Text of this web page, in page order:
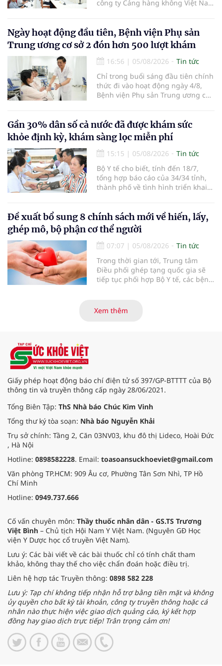
công ty Cảng hàng không Việt Nam
tác giữa tỉnh Lâm Đồng và ACV
trong việc phục hồi hoạt động
hàng không, thúc đẩy mở mới các
đường bay nội địa và quốc tế.
Ngày hoạt động đầu tiên, Bệnh viện Phụ sản
Trung ương cơ sở 2 đón hơn 500 lượt khám
16:56 | 05/08/2026
Tin tức
Chỉ trong buổi sáng đầu tiên chính
thức đi vào hoạt động ngày 4/8,
Bệnh viện Phụ sản Trung ương cơ
em bé đầu tiên chào đời.
Gần 30% dân số cả nước đã được khám sức
khỏe định kỳ, khám sàng lọc miễn phí
15:15 | 05/08/2026
Tin tức
Bộ Y tế cho biết, tính đến 18/7,
tổng hợp báo cáo của 34/34 tỉnh,
thành phố về tình hình triển khai
nhận 32.286.360 người, chiếm gần
30% dân số cả nước đã được khám
sức khỏe định kỳ năm nay.
Đề xuất bổ sung 8 chính sách mới về hiến, lấy,
ghép mô, bộ phận cơ thể người
07:07 | 05/08/2026
Tin tức
Trong thời gian tới, Trung tâm
Điều phối ghép tạng quốc gia sẽ
tiếp tục phối hợp Bộ Y tế, các bệnh
cường truyền thông, hoàn thiện
Xem thêm
Giấy phép hoạt động báo chí điện tử số 397/GP-BTTTT của Bộ
thông tin và truyền thông cấp ngày 28/06/2021.
Tổng Biên Tập: ThS Nhà báo Chúc Kim Vinh
Tổng thư ký tòa soạn: Nhà báo Nguyễn Khải
Trụ sở chính: Tầng 2, Căn 03NV03, khu đô thị Lideco, Hoài Đức
, Hà Nội
Hotline: 0898582228. Email: toasoansuckhoeviet@gmail.com
Văn phòng TP.HCM: 909 Âu cơ, Phường Tân Sơn Nhì, TP Hồ
Chí Minh
Hotline: 0949.737.666
Cố vấn chuyên môn: Thầy thuốc nhân dân - GS.TS Trương
Việt Bình – Chủ tịch Hội Nam Y Việt Nam. (Nguyên GĐ Học
viện Y Dược học cổ truyền Việt Nam).
Lưu ý: Các bài viết về các bài thuốc chỉ có tính chất tham
khảo, không thay thế cho việc chẩn đoán hoặc điều trị.
Liên hệ hợp tác Truyền thông: 0898 582 228
Lưu ý: Tạp chí không tiếp nhận hỗ trợ bằng tiền mặt và không
ủy quyền cho bất kỳ tài khoản, công ty truyền thông hoặc cá
nhân nào thực hiện việc giao dịch quảng cáo, ký kết hợp
đồng hay giao dịch trực tiếp! Trân trọng cảm ơn!